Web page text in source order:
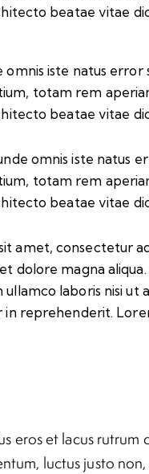
beatae vitae
omnis iste natus
totam rem
beatae vitae
omnis iste natus
totam rem
beatae vitae
amet, consectetur
dolore magna
laboris nisi ut
in reprehenderit.
eros et lacus
luctus justo